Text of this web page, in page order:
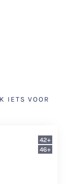
IETS VOOR
42+
46+